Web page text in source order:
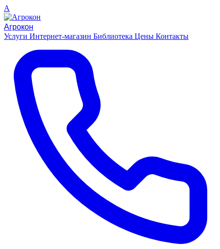
A
Агрокон
Услуги Интернет-магазин Библиотека Цены Контакты